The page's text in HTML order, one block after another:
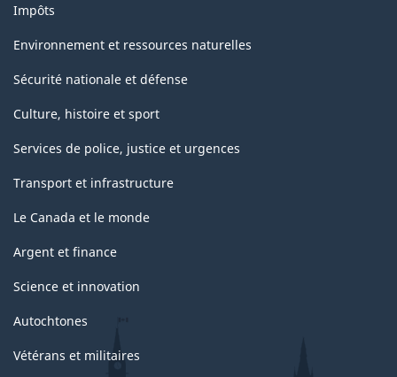
Impôts
Environnement et ressources naturelles
Sécurité nationale et défense
Culture, histoire et sport
Services de police, justice et urgences
Transport et infrastructure
Le Canada et le monde
Argent et finance
Science et innovation
Autochtones
Vétérans et militaires